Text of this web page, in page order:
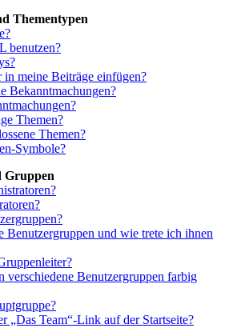
Thementypen
benutzen?
meine Beiträge einfügen?
Bekanntmachungen?
Themen?
Themen?
Symbole?
Gruppen
Benutzergruppen und wie trete ich ihnen
verschiedene Benutzergruppen farbig
„Das Team“-Link auf der Startseite?